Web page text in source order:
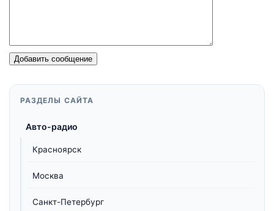
Добавить сообщение
РАЗДЕЛЫ САЙТА
Авто-радио
Красноярск
Москва
Санкт-Петербург